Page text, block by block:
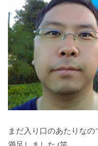
まだ入り口のあたりなの